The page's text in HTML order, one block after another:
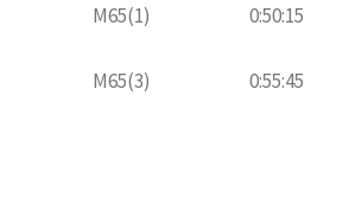
M65(1) 0:50:15
M65(3) 0:55:45